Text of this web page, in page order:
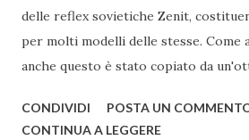
delle reflex sovietiche Zenit,
per molti modelli delle stesse.
anche questo è stato copiato da
KMZ, l'Helios 44 continuò a essere
CONDIVIDI
POSTA UN
CONTINUA A LEGGERE